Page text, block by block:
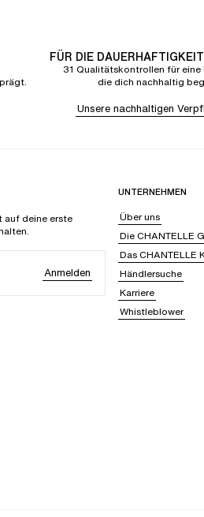
FÜR DIE
31 Qualitätskontrollen für eine
die dich nachhaltig
Unsere nachhaltigen
deine erste
Anmelden
UNTERNEHMEN
Über uns
Die CHANTELLE
Das CHANTELLE
Händlersuche
Karriere
Whistleblower